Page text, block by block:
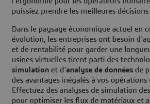
puissiez prendre les meilleures
Dans le paysage économique actuel en
évolution, les entreprises ont besoin
et de rentabilité pour garder une
usines virtuelles tirent parti des
simulation et d'analyse de données de
des avantages inégalés à vos
Effectuez des analyses de simulation
pour optimiser les flux de matériaux et